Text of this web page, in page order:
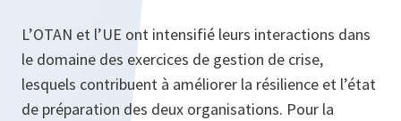
L’OTAN et l’UE ont intensifié leurs interactions dans
le domaine des exercices de gestion de crise,
lesquels contribuent à améliorer la résilience et l’état
de préparation des deux organisations. Pour la